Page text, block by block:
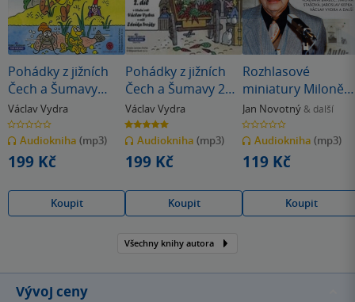
Pohádky z jižních
Čech a Šumavy
aneb vyprávění
kapra Jakuba
Václav Vydra
0.0
z
5
hvězdiček
Audiokniha (mp3)
199 Kč
Koupit
Pohádky z jižních
Čech a Šumavy 2
aneb vyprávění
kapra Jakuba
Václav Vydra
5.0
z
5
hvězdiček
Audiokniha (mp3)
199 Kč
Koupit
Rozhlasové
miniatury Miloně
Čepelky
Jan Novotný & další
0.0
z
5
hvězdiček
Audiokniha (mp3)
119 Kč
Koupit
Všechny knihy autora
Vývoj ceny